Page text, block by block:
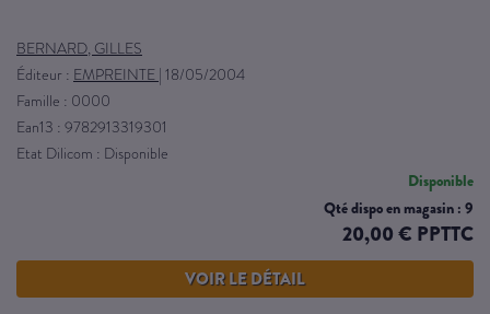
BERNARD, GILLES
Éditeur : EMPREINTE 18/05/2004
Famille : 0000
Ean13 : 9782913319301
Etat Dilicom : Disponible
Disponible
Qté dispo en magasin : 9
20,00 € PPTTC
VOIR LE DÉTAIL